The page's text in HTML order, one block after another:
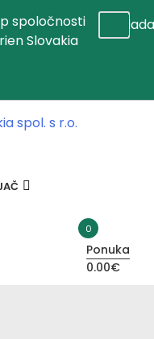
spoločnosti
Slovakia
Slovakia Spol.
0
Ponuka
0.00€